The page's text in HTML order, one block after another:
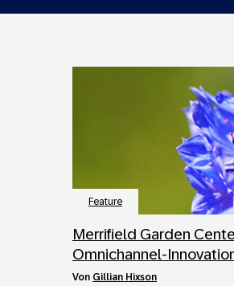
Feature
Merrifield Garden
Omnichannel-
von Gillian Hixson